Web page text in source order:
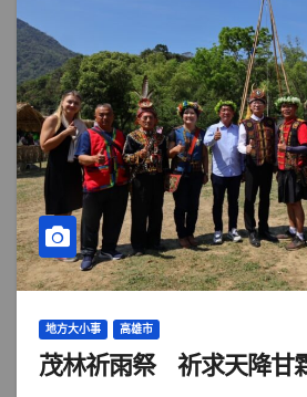
地方大小事 高雄市
茂林祈雨祭 祈求天降